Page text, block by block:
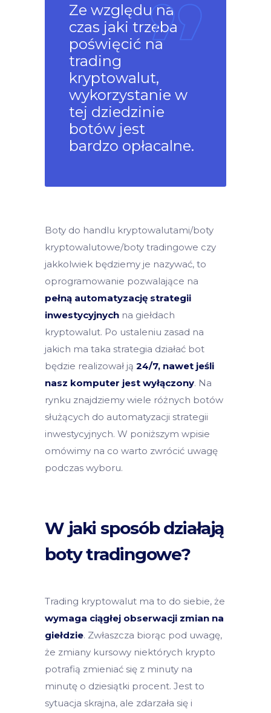
Ze względu na
czas jaki trzeba
poświęcić na
trading
kryptowalut,
wykorzystanie w
tej dziedzinie
botów jest
bardzo opłacalne.
Boty do handlu kryptowalutami/boty
kryptowalutowe/boty tradingowe czy
jakkolwiek będziemy je nazywać, to
oprogramowanie pozwalające na
pełną automatyzację strategii
inwestycyjnych na giełdach
kryptowalut. Po ustaleniu zasad na
jakich ma taka strategia działać bot
będzie realizował ją 24/7, nawet jeśli
nasz komputer jest wyłączony. Na
rynku znajdziemy wiele różnych botów
służących do automatyzacji strategii
inwestycyjnych. W poniższym wpisie
omówimy na co warto zwrócić uwagę
podczas wyboru.
W jaki sposób działają
boty tradingowe?
Trading kryptowalut ma to do siebie, że
wymaga ciągłej obserwacji zmian na
giełdzie. Zwłaszcza biorąc pod uwagę,
że zmiany kursowy niektórych krypto
potrafią zmieniać się z minuty na
minutę o dziesiątki procent. Jest to
sytuacja skrajna, ale zdarzała się i